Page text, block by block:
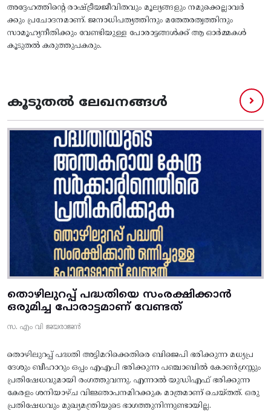
അദ്ദേഹത്തിന്റെ രാഷ്ട്രീയജീവിതവും മൂല്യങ്ങളും നമുക്കെല്ലാവർ
ക്കും പ്രചോദനമാണ്. ജനാധിപത്യത്തിനും മതേതരത്വത്തിനും
സാമൂഹ്യനീതിക്കും വേണ്ടിയുള്ള പോരാട്ടങ്ങൾക്ക് ആ ഓർമ്മകൾ
കൂടുതൽ കരുത്തുപകരും.
കൂടുതൽ ലേഖനങ്ങൾ
തൊഴിലുറപ്പ് പദ്ധതിയെ സംരക്ഷിക്കാൻ
ഒരുമിച്ച പോരാട്ടമാണ് വേണ്ടത്
സ. എം വി ജയരാജൻ
തൊഴിലുറപ്പ് പദ്ധതി അട്ടിമറിക്കെതിരെ ബിജെപി ഭരിക്കുന്ന മധ്യപ്ര
ദേശും ബീഹാറും ഒപ്പം എഎപി ഭരിക്കുന്ന പഞ്ചാബിൽ കോൺഗ്രസ്സും
പ്രതിഷേധവുമായി രംഗത്തുവന്നു. എന്നാൽ യുഡിഎഫ് ഭരിക്കുന്ന
കേരളം ശനിയാഴ്ച വിജ്ഞാപനമിറക്കുക മാത്രമാണ് ചെയ്തത്. ഒരു
പ്രതിഷേധവും മുഖ്യമന്ത്രിയുടെ ഭാഗത്തുനിന്നുണ്ടായില്ല.